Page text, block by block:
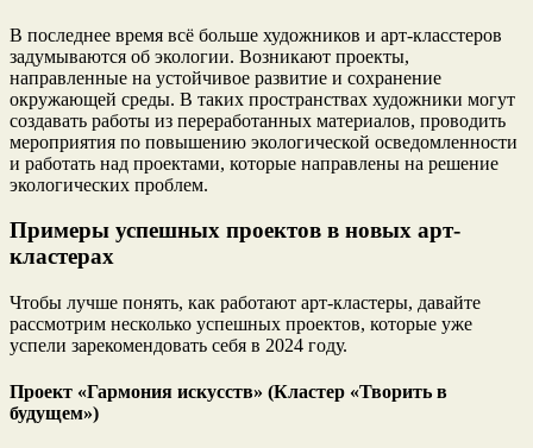
В последнее время всё больше художников и арт-класстеров
задумываются об экологии. Возникают проекты,
направленные на устойчивое развитие и сохранение
окружающей среды. В таких пространствах художники могут
создавать работы из переработанных материалов, проводить
мероприятия по повышению экологической осведомленности
и работать над проектами, которые направлены на решение
экологических проблем.
Примеры успешных проектов в новых арт-
кластерах
Чтобы лучше понять, как работают арт-кластеры, давайте
рассмотрим несколько успешных проектов, которые уже
успели зарекомендовать себя в 2024 году.
Проект «Гармония искусств» (Кластер «Творить в
будущем»)